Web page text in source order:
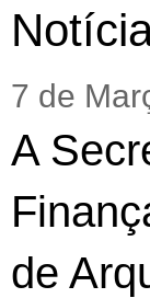
7 de
A
de